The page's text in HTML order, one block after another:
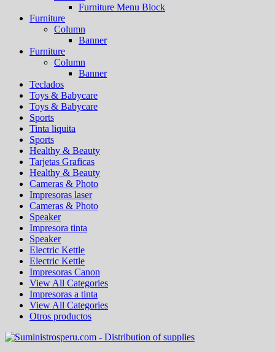
Furniture Menu Block
Furniture
Column
Banner
Furniture
Column
Banner
Teclados
Toys & Babycare
Toys & Babycare
Sports
Tinta liquita
Sports
Healthy & Beauty
Tarjetas Graficas
Healthy & Beauty
Cameras & Photo
Impresoras laser
Cameras & Photo
Speaker
Impresora tinta
Speaker
Electric Kettle
Electric Kettle
Impresoras Canon
View All Categories
Impresoras a tinta
View All Categories
Otros productos